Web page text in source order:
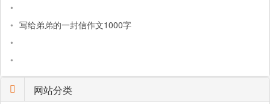
•
• 写给弟弟的一封信作文1000字
•
•
网站分类